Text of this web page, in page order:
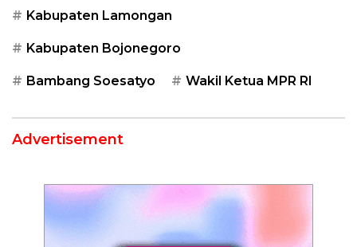
Kabupaten Lamongan
Kabupaten Bojonegoro
Bambang Soesatyo Wakil Ketua MPR RI
Advertisement